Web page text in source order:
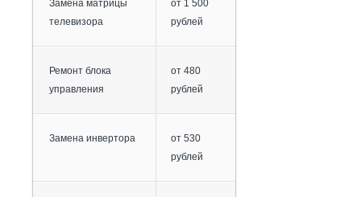
Замена матрицы
телевизора
от 1 500
рублей
Ремонт блока
управления
от 480
рублей
Замена инвертора
от 530
рублей